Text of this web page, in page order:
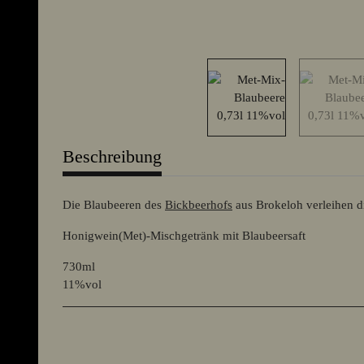
Beschreibung
Die Blaubeeren des Bickbeerhofs aus Brokeloh verleihen
Honigwein(Met)-Mischgetränk mit Blaubeersaft
730ml
11%vol